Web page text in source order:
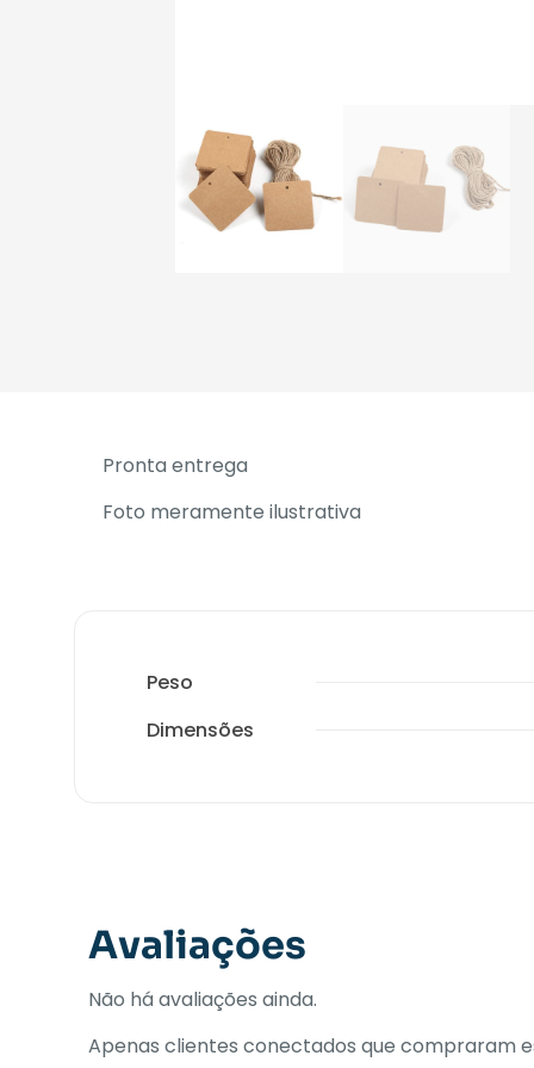
Pronta entrega
Foto meramente ilustrativa
Peso
Dimensões
Avaliações
Não há avaliações ainda.
Apenas clientes conectados que compraram